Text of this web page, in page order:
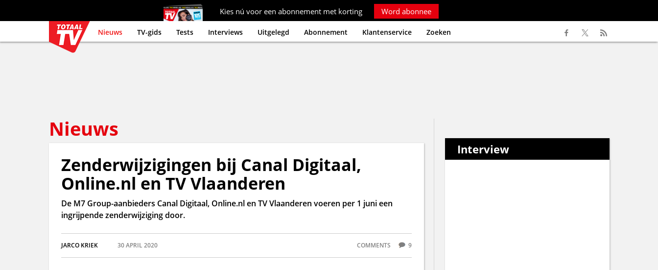
Kies nú voor een abonnement met korting Word abonnee
Nieuws TV-gids Tests Interviews Uitgelegd Abonnement Klantenservice Zoeken
Nieuws
Zenderwijzigingen bij Canal Digitaal,
Online.nl en TV Vlaanderen
De M7 Group-aanbieders Canal Digitaal, Online.nl en TV Vlaanderen voeren per 1 juni een
ingrijpende zenderwijziging door.
JARCO KRIEK 30 APRIL 2020 COMMENTS 9
Interview